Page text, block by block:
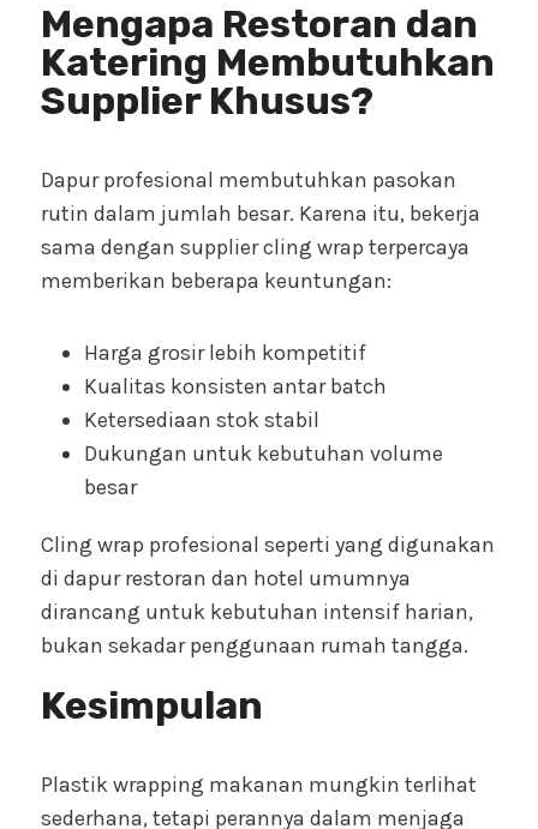
Mengapa Restoran dan
Katering Membutuhkan
Supplier Khusus?
Dapur profesional membutuhkan pasokan
rutin dalam jumlah besar. Karena itu, bekerja
sama dengan supplier cling wrap terpercaya
memberikan beberapa keuntungan:
Harga grosir lebih kompetitif
Kualitas konsisten antar batch
Ketersediaan stok stabil
Dukungan untuk kebutuhan volume
besar
Cling wrap profesional seperti yang digunakan
di dapur restoran dan hotel umumnya
dirancang untuk kebutuhan intensif harian,
bukan sekadar penggunaan rumah tangga.
Kesimpulan
Plastik wrapping makanan mungkin terlihat
sederhana, tetapi perannya dalam menjaga